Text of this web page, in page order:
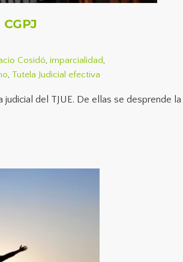
Cosidó, imparcialidad,
, Tutela Judicial efectiva
judicial del TJUE. De ellas se desprende la